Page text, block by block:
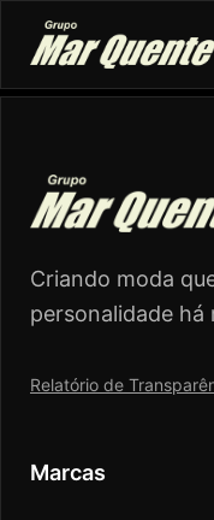
Criando moda
personalidade há
Relatório de
Marcas